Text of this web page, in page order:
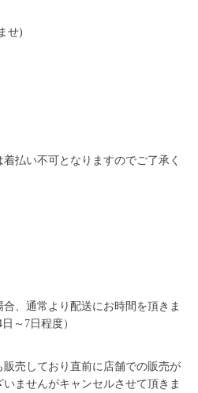
せ)
払い不可となりますのでご了承く
、通常より配送にお時間を頂きま
～7日程度）
売しており直前に店舗での販売が
ませんがキャンセルさせて頂きま